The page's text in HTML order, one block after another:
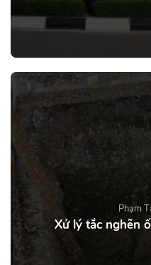
Phạm
Xử lý tắc nghẽn